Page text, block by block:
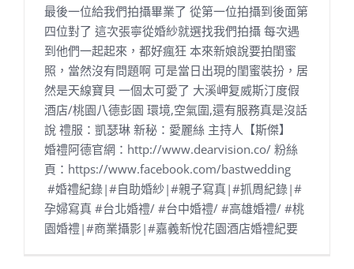
最後一位給我們拍攝畢業了 從第一位拍攝到後面第
四位對了 這次張寧從婚紗就選找我們拍攝 每次遇
到他們一起起來，都好瘋狂 本來新娘說要拍閨蜜
照，當然沒有問題啊 可是當日出現的閨蜜裝扮，居
然是天線寶貝 一個太可愛了 大溪岬复威斯汀度假
酒店/桃園八德彭園 環境,空氣圍,還有服務真是沒話
說 禮服：凱瑟琳 新秘：愛麗絲 主持人【斯傑】
婚禮阿德官網：http://www.dearvision.co/ 粉絲
頁：https://www.facebook.com/bastwedding
#婚禮紀錄|#自助婚紗|#親子寫真|#抓周紀錄|#
孕婦寫真 #台北婚禮/ #台中婚禮/ #高雄婚禮/ #桃
園婚禮|#商業攝影|#嘉義新悅花園酒店婚禮紀要